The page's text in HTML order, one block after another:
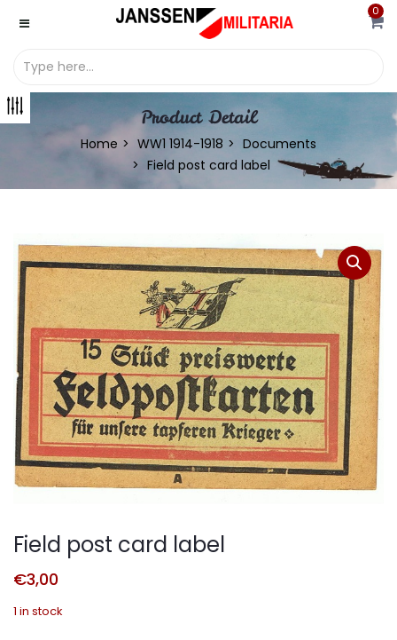
0
Product Detail
Home WW1 1914-1918
Documents
Field post card label
Field post card label
€3,00
1 in stock